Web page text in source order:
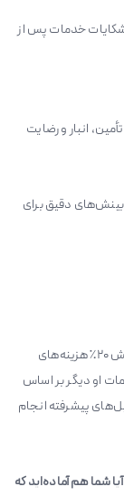
شکایات خدمات پس از
انبار و رضایت
بینش‌های دقیق برای
پس از یک سال، سامان شاهد رشد ۲۵٪ در سودآوری، کاهش ۲۰٪ هزینه‌های
او دیگر بر اساس
پیشرفته انجام
شما هم آماده‌اید که